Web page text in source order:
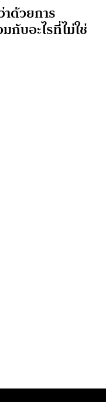
ด้วยการ
บอะไรที่ไม่ใช่